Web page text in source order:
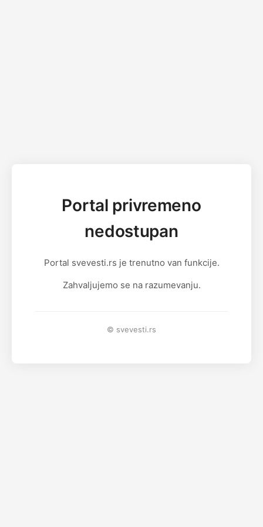
Portal privremeno
nedostupan
Portal svevesti.rs je trenutno van funkcije.
Zahvaljujemo se na razumevanju.
© svevesti.rs